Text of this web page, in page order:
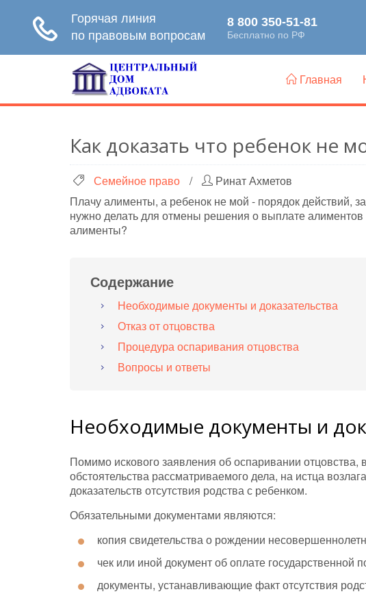
Главная
Как доказать что ребенок не
Семейное право /
Ринат Ахметов
Плачу алименты, а ребенок не мой - порядок действий,
нужно делать для отмены решения о выплате
алименты?
Содержание
Необходимые документы и доказательства
Отказ от отцовства
Процедура оспаривания отцовства
Вопросы и ответы
Необходимые документы и
Помимо искового заявления об оспаривании отцовства,
обстоятельства рассматриваемого дела, на истца
доказательств отсутствия родства с ребенком.
Обязательными документами являются:
копия свидетельства о рождении
чек или иной документ об оплате государственной
документы, устанавливающие факт отсутствия